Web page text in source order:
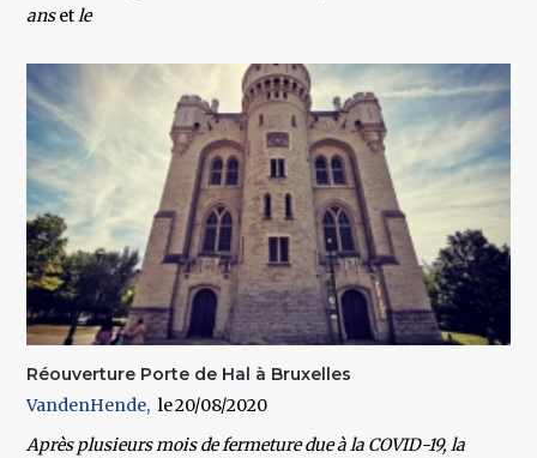
ansetle
Réouverture Porte de Hal à Bruxelles
VandenHende
20/08/2020
Après plusieurs mois de fermeture due à la COVID-19, la